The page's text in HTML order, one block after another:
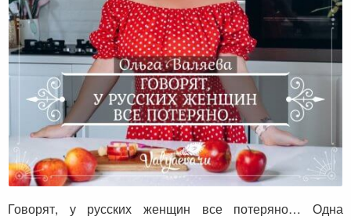
Говорят, у русских женщин все потеряно…
Говорят, у русских женщин все потеряно… Одна